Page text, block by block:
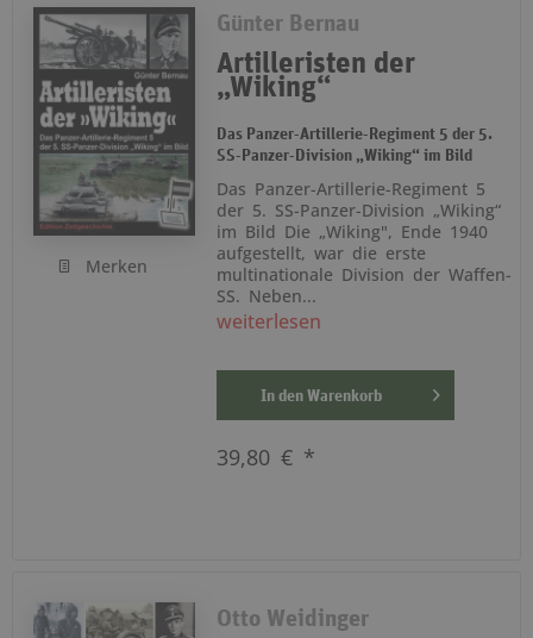
Merken
Günter Bernau
Artilleristen der
„Wiking“
Das Panzer-Artillerie-Regiment 5 der 5.
SS-Panzer-Division „Wiking“ im Bild
Das Panzer-Artillerie-Regiment 5
der 5. SS-Panzer-Division „Wiking“
im Bild Die „Wiking", Ende 1940
aufgestellt, war die erste
multinationale Division der Waffen-
SS. Neben...
weiterlesen
In den Warenkorb
39,80 € *
Otto Weidinger